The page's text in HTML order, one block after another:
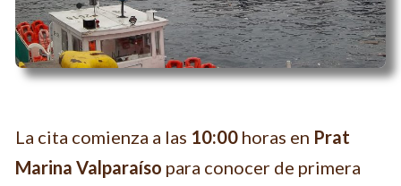
La cita comienza a las 10:00 horas en Prat
Marina Valparaíso para conocer de primera